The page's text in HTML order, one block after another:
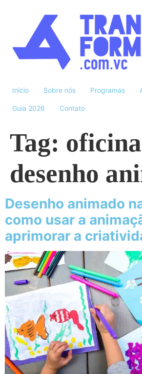
Início Sobre nós Programas
Guia 2026 Contato
Tag:
desenho
Desenho animado
como usar a
aprimorar a